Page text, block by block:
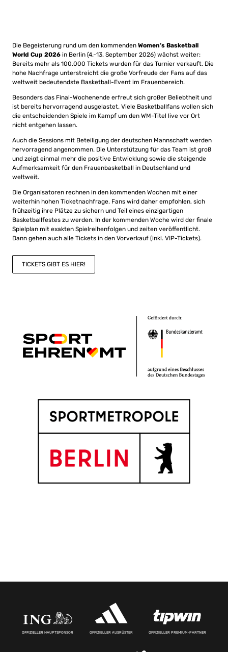
Die Begeisterung rund um den kommenden Women’s Basketball
World Cup 2026 in Berlin (4.-13. September 2026) wächst weiter:
Bereits mehr als 100.000 Tickets wurden für das Turnier verkauft. Die
hohe Nachfrage unterstreicht die große Vorfreude der Fans auf das
weltweit bedeutendste Basketball-Event im Frauenbereich.
Besonders das Final-Wochenende erfreut sich großer Beliebtheit und
ist bereits hervorragend ausgelastet. Viele Basketballfans wollen sich
die entscheidenden Spiele im Kampf um den WM-Titel live vor Ort
nicht entgehen lassen.
Auch die Sessions mit Beteiligung der deutschen Mannschaft werden
hervorragend angenommen. Die Unterstützung für das Team ist groß
und zeigt einmal mehr die positive Entwicklung sowie die steigende
Aufmerksamkeit für den Frauenbasketball in Deutschland und
weltweit.
Die Organisatoren rechnen in den kommenden Wochen mit einer
weiterhin hohen Ticketnachfrage. Fans wird daher empfohlen, sich
frühzeitig ihre Plätze zu sichern und Teil eines einzigartigen
Basketballfestes zu werden. In der kommenden Woche wird der finale
Spielplan mit exakten Spielreihenfolgen und zeiten veröffentlicht.
Dann gehen auch alle Tickets in den Vorverkauf (inkl. VIP-Tickets).
TICKETS GIBT ES HIER!
OFFIZIELLER HAUPTSPONSOR OFFIZIELLER AUSRÜSTER OFFIZIELLER PREMIUM-PARTNER